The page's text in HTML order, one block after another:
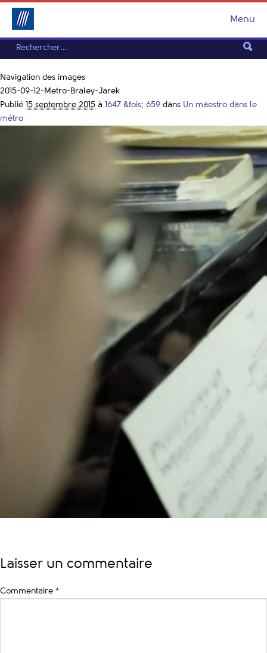
Menu
Navigation des images
2015-09-12-Metro-Braley-Jarek
Publié 15 septembre 2015 à 1647 &fois; 659 dans Un maestro dans le
métro
Laisser un commentaire
Commentaire *